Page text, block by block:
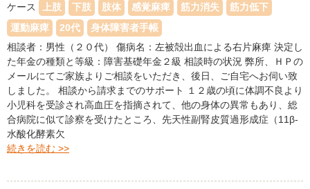
ケース 上肢 下肢 肢体 感覚麻痺 筋力消失
筋力低下
運動麻痺
20代
身体障害者手帳
相談者：男性（２０代） 傷病名：左被殻出血による右片麻痺 決定し
た年金の種類と等級：障害基礎年金２級 相談時の状況 弊所、ＨＰの
メールにてご家族よりご相談をいただき、後日、ご自宅へお伺い致
しました。 相談から請求までのサポート １２歳の頃に体調不良より
小児科を受診され高血圧を指摘されて、他の身体の異常もあり、総
合病院に似て診察を受けたところ、先天性副腎皮質過形成症（11β-
水酸化酵素欠
続きを読む >>